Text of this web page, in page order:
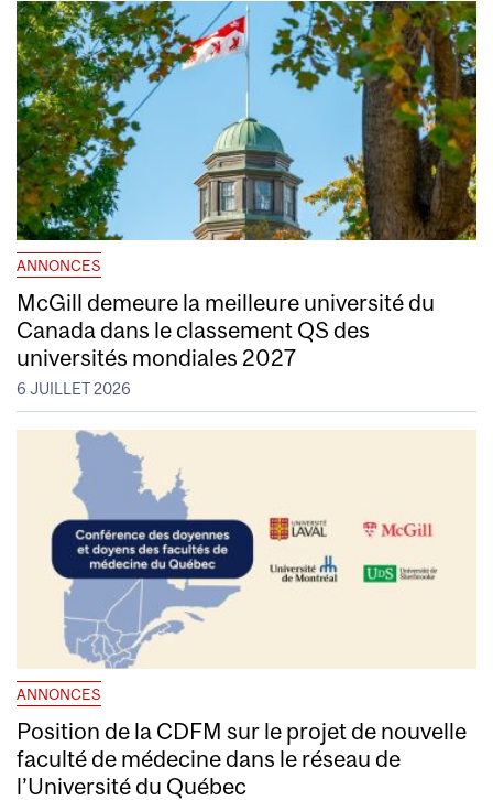
ANNONCES
McGill demeure la meilleure université du
Canada dans le classement QS des
universités mondiales 2027
6 JUILLET 2026
ANNONCES
Position de la CDFM sur le projet de nouvelle
faculté de médecine dans le réseau de
l’Université du Québec